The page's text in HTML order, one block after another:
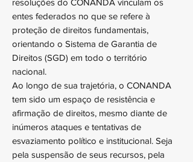
resoluções do CONANDA vinculam os
entes federados no que se refere à
proteção de direitos fundamentais,
orientando o Sistema de Garantia de
Direitos (SGD) em todo o território
nacional.
Ao longo de sua trajetória, o CONANDA
tem sido um espaço de resistência e
afirmação de direitos, mesmo diante de
inúmeros ataques e tentativas de
esvaziamento político e institucional. Seja
pela suspensão de seus recursos, pela